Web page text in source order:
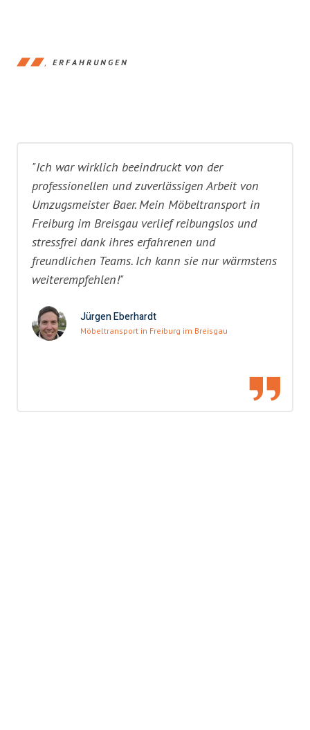
ERFAHRUNGEN
"Ich war wirklich beeindruckt von der
professionellen und zuverlässigen Arbeit von
Umzugsmeister Baer. Mein Möbeltransport in
Freiburg im Breisgau verlief reibungslos und
stressfrei dank ihres erfahrenen und
freundlichen Teams. Ich kann sie nur wärmstens
weiterempfehlen!"
Jürgen Eberhardt
Möbeltransport in Freiburg im Breisgau